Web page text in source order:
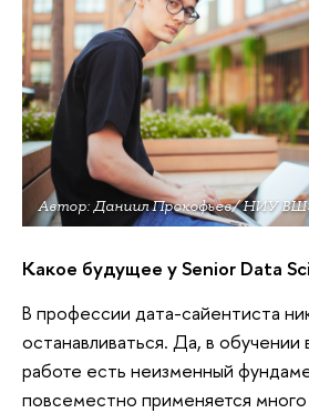
Автор: Даниил Прокофьев/ НИУ
Какое будущее у Senior Data
В профессии дата-сайентиста
останавливаться. Да, в обучении
работе есть неизменный
повсеместно применяется много